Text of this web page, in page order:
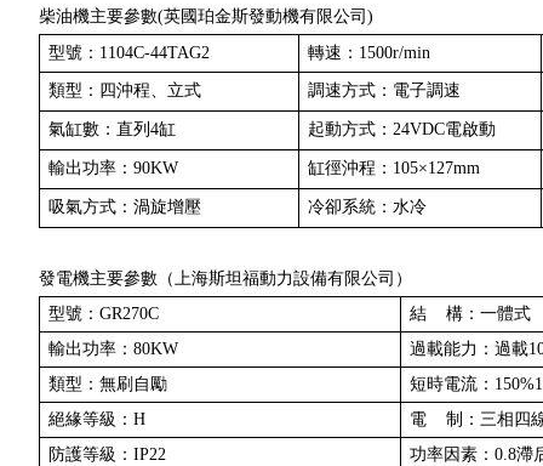
柴油機主要參數(英國珀金斯發動機有限公司)
型號：1104C-44TAG2
轉速：1500r/min
類型：四沖程、立式 調速方式：電子調速
氣缸數：直列4缸 起動方式：24VDC電啟動
輸出功率：90KW 缸徑沖程：105×127mm
吸氣方式：渦旋增壓 冷卻系統：水冷
發電機主要參數（上海斯坦福動力設備有限公司）
型號：GR270C
結 構：一體式
輸出功率：80KW
過載能力：過載
類型：無刷自勵
短時電流：
絕緣等級：H
電 制：三相四
防護等級：IP22
功率因素：0.8滯